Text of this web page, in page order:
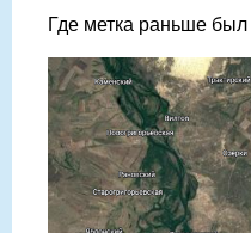
Где метка раньше